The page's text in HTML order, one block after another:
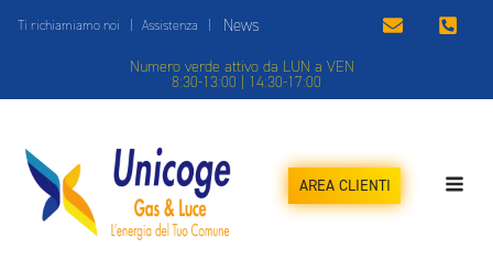
Ti richiamiamo noi | Assistenza | News
Numero verde attivo da LUN a VEN
8:30-13:00 | 14:30-17:00
AREA CLIENTI